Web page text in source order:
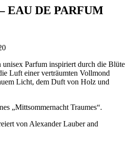
EAU DE PARFUM
Parfum inspiriert durch die Blüte
Luft einer verträumten Vollmond
Licht, dem Duft von Holz und
„Mittsommernacht Traumes“.
von Alexander Lauber and